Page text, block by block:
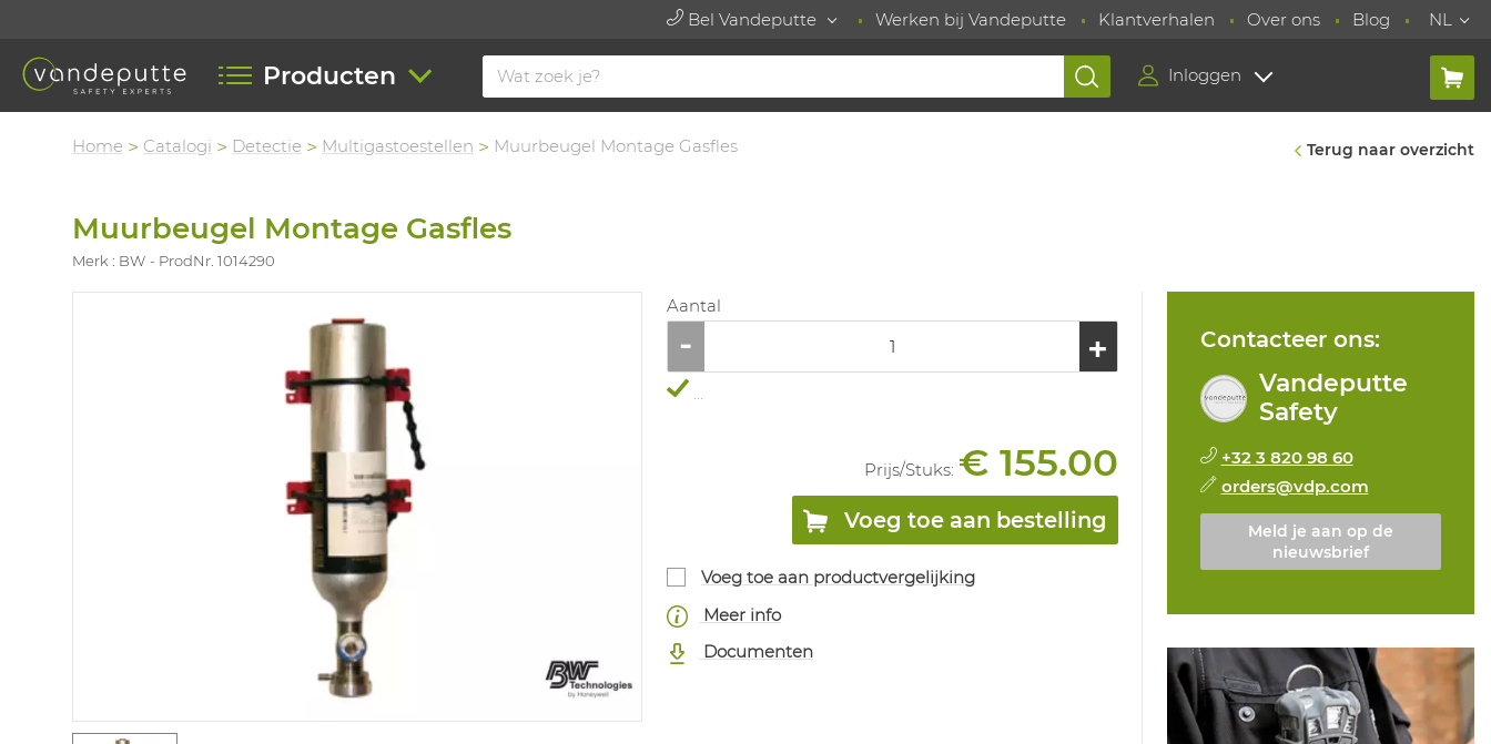
Bel Vandeputte Werken bij Vandeputte Klantverhalen Over ons Blog NL
Producten Inloggen
Home Catalogi Detectie Multigastoestellen Muurbeugel Montage Gasfles Terug naar overzicht
Muurbeugel Montage Gasfles
Merk : BW ProdNr. 1014290
Aantal
...
Prijs/Stuks: € 155.00
Voeg toe aan bestelling
Voeg toe aan productvergelijking
Meer info
Documenten
Contacteer ons:
Vandeputte
Safety
+32 3 820 98 60
orders@vdp.com
Meld je aan op de
nieuwsbrief